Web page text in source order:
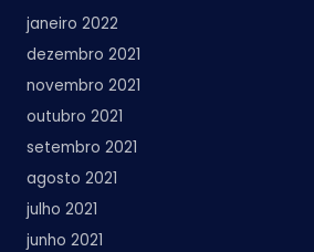
janeiro 2022
dezembro 2021
novembro 2021
outubro 2021
setembro 2021
agosto 2021
julho 2021
junho 2021